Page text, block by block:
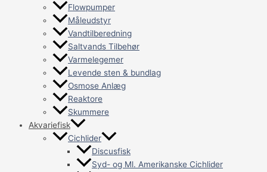
Flowpumper
Måleudstyr
Vandtilberedning
Saltvands Tilbehør
Varmelegemer
Levende sten & bundlag
Osmose Anlæg
Reaktore
Skummere
Akvariefisk
Cichlider
Discusfisk
Syd- og Ml. Amerikanske Cichlider